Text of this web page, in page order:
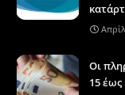
Οι
15 έως